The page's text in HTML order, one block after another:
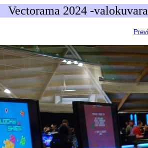
Vectorama 2024 -